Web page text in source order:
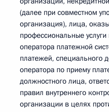
(далее при совместном
организация), лица,
профессиональные
оператора платежной
платежей, специального
оператора по приему
должностного лица,
правил внутреннего
организации в целях